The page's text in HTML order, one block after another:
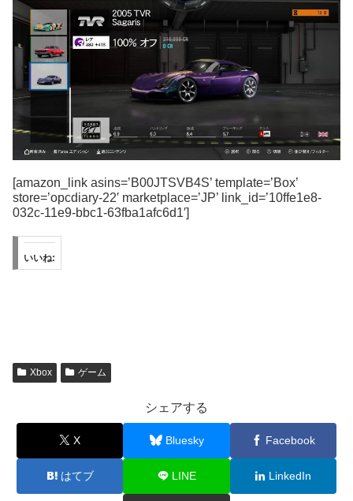
[amazon_link asins=’B00JTSVB4S’ template=’Box’
store=’opcdiary-22′ marketplace=’JP’ link_id=’10ffe1e8-
032c-11e9-bbc1-63fba1afc6d1′]
いいね:
Xbox ゲーム
シェアする
X Bluesky Facebook
はてブ LINE LinkedIn